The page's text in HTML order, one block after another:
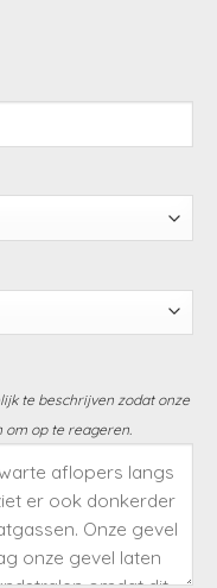
te beschrijven zodat onze
op te reageren.